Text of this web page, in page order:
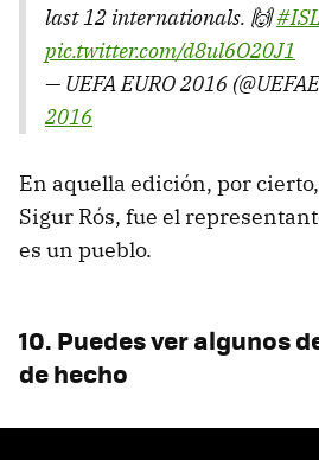
last 12 internationals. 🙌#ISL
pic.twitter.com/d8ul6O20J1
— UEFA EURO 2016
2016
En aquella edición, por
Sigur Rós, fue el
es un pueblo.
10. Puedes ver algunos
de hecho